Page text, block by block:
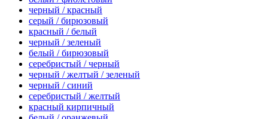
черный / красный
серый / бирюзовый
красный / белый
черный / зеленый
белый / бирюзовый
серебристый / черный
черный / желтый / зеленый
черный / синий
серебристый / желтый
красный кирпичный